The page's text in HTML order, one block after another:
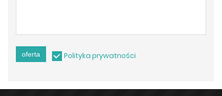
oferta Polityka prywatności